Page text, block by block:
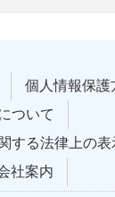
個人情報保護
ついて
する法律上の表
社案内